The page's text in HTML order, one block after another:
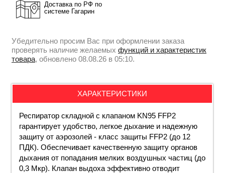
Доставка по РФ по
системе Гагарин
Убедительно просим Вас при оформлении заказа
проверять наличие желаемых функций и характеристик
товара, обновлено 08.08.26 в 05:10.
ХАРАКТЕРИСТИКИ
Респиратор складной с клапаном KN95 FFP2
гарантирует удобство, легкое дыхание и надежную
защиту от аэрозолей - класс защиты FFP2 (до 12
ПДК). Обеспечивает качественную защиту органов
дыхания от попадания мелких воздушных частиц (до
0,3 Мкр). Клапан выдоха эффективно отводит